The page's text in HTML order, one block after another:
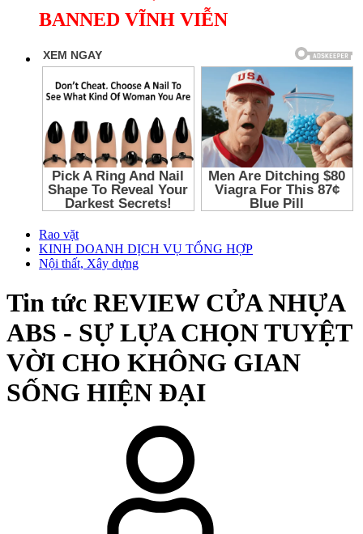
BANNED VĨNH VIỄN
Rao vặt
KINH DOANH DỊCH VỤ TỔNG HỢP
Nội thất, Xây dựng
Tin tức REVIEW CỬA NHỰA
ABS - SỰ LỰA CHỌN TUYỆT
VỜI CHO KHÔNG GIAN
SỐNG HIỆN ĐẠI